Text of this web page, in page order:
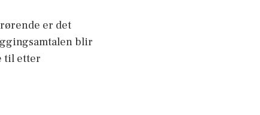
er det
blir
til etter